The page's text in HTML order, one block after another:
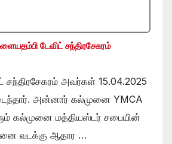
டேவிட் சந்திரசேகரம்
சந்திரசேகரம் அவர்கள் 15.04.2025
அன்னார் கல்முனை YMCA
கல்முனை மத்தியஸ்டர் சபையின்
வடக்கு ஆதார …